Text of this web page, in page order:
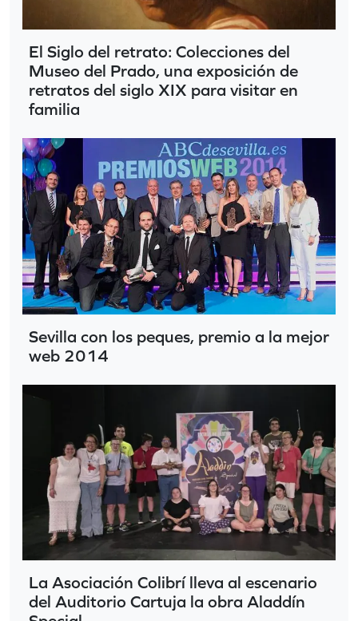
El Siglo del retrato: Colecciones del
Museo del Prado, una exposición de
retratos del siglo XIX para visitar en
familia
Sevilla con los peques, premio a la mejor
web 2014
La Asociación Colibrí lleva al escenario
del Auditorio Cartuja la obra Aladdín